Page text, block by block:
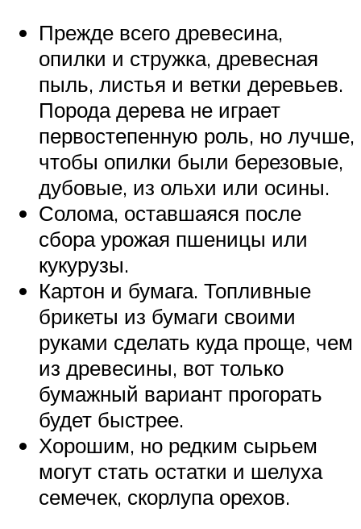
Прежде всего древесина,
опилки и стружка, древесная
пыль, листья и ветки деревьев.
Порода дерева не играет
первостепенную роль, но лучше,
чтобы опилки были березовые,
дубовые, из ольхи или осины.
Солома, оставшаяся после
сбора урожая пшеницы или
кукурузы.
Картон и бумага. Топливные
брикеты из бумаги своими
руками сделать куда проще, чем
из древесины, вот только
бумажный вариант прогорать
будет быстрее.
Хорошим, но редким сырьем
могут стать остатки и шелуха
семечек, скорлупа орехов.